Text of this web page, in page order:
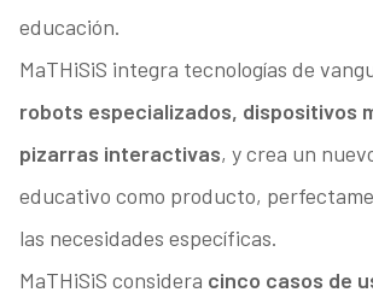
educación.
MaTHiSiS integra tecnologías de
robots especializados, dispositivos
pizarras interactivas, y crea un
educativo como producto,
las necesidades específicas.
MaTHiSiS considera cinco casos de